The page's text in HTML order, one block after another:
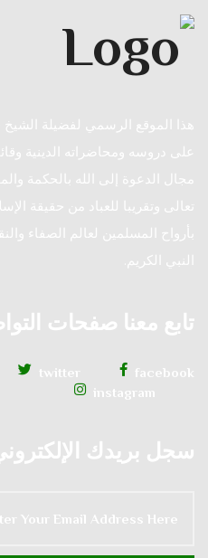
هذا الموقع الرسمي لفضيلة
على دروسه ومحاضراته الدينية
مجال الدعوة إلى الله بالحكمة
تعالى وتقريبا للعباد من حقيقة
بأرواح المسلمين لعالم الصفاء
النبي الكريم.
تابع معنا صفحات
facebook
twitter
instagram
سجل بريدك الإلكتروني